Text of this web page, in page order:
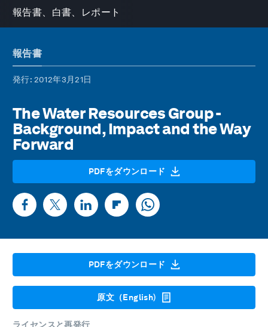
報告書、白書、レポート
報告書
発行: 2012年3月21日
The Water Resources Group -
Background, Impact and the Way
Forward
PDFをダウンロード
PDFをダウンロード
原文（English)
ライセンスと再発行